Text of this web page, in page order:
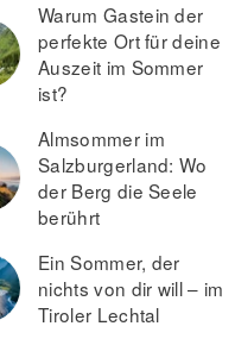
Warum Gastein der
perfekte Ort für deine
Auszeit im Sommer
ist?
Almsommer im
Salzburgerland: Wo
der Berg die Seele
berührt
Ein Sommer, der
nichts von dir will – im
Tiroler Lechtal